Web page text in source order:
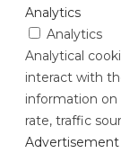
Analytics
Analytics
Analytical
interact with
information
rate, traffic
Advertisement